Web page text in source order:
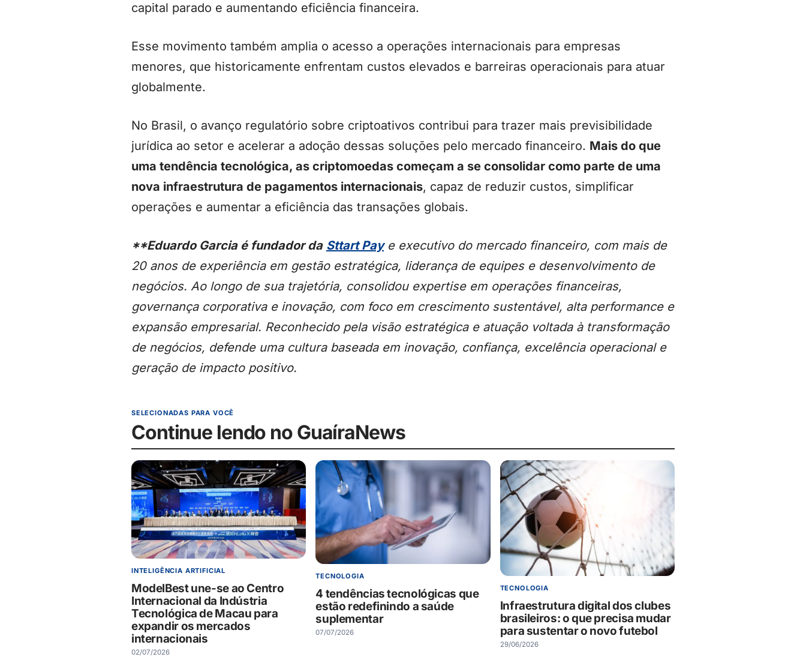
capital parado e aumentando eficiência financeira.
Esse movimento também amplia o acesso a operações internacionais para empresas
menores, que historicamente enfrentam custos elevados e barreiras operacionais para atuar
globalmente.
No Brasil, o avanço regulatório sobre criptoativos contribui para trazer mais previsibilidade
jurídica ao setor e acelerar a adoção dessas soluções pelo mercado financeiro. Mais do que
uma tendência tecnológica, as criptomoedas começam a se consolidar como parte de uma
nova infraestrutura de pagamentos internacionais, capaz de reduzir custos, simplificar
operações e aumentar a eficiência das transações globais.
**Eduardo Garcia é fundador da Sttart Paye executivo do mercado financeiro, com mais de
20 anos de experiência em gestão estratégica, liderança de equipes e desenvolvimento de
negócios. Ao longo de sua trajetória, consolidou expertise em operações financeiras,
governança corporativa e inovação, com foco em crescimento sustentável, alta performance e
expansão empresarial. Reconhecido pela visão estratégica e atuação voltada à transformação
de negócios, defende uma cultura baseada em inovação, confiança, excelência operacional e
geração de impacto positivo.
SELECIONADAS PARA VOCÊ
Continue lendo no GuaíraNews
INTELIGÊNCIA ARTIFICIAL
ModelBest une-se ao Centro
Internacional da Indústria
Tecnológica de Macau para
expandir os mercados
internacionais
02/07/2026
TECNOLOGIA
4 tendências tecnológicas que
estão redefinindo a saúde
suplementar
07/07/2026
TECNOLOGIA
Infraestrutura digital dos clubes
brasileiros: o que precisa mudar
para sustentar o novo futebol
29/06/2026